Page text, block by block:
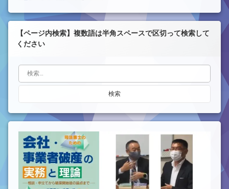
【ページ内検索】複数語は半角スペースで区切って検索して
ください
検索: